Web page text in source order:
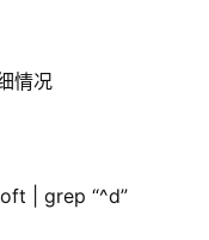
情况
| grep “^d”